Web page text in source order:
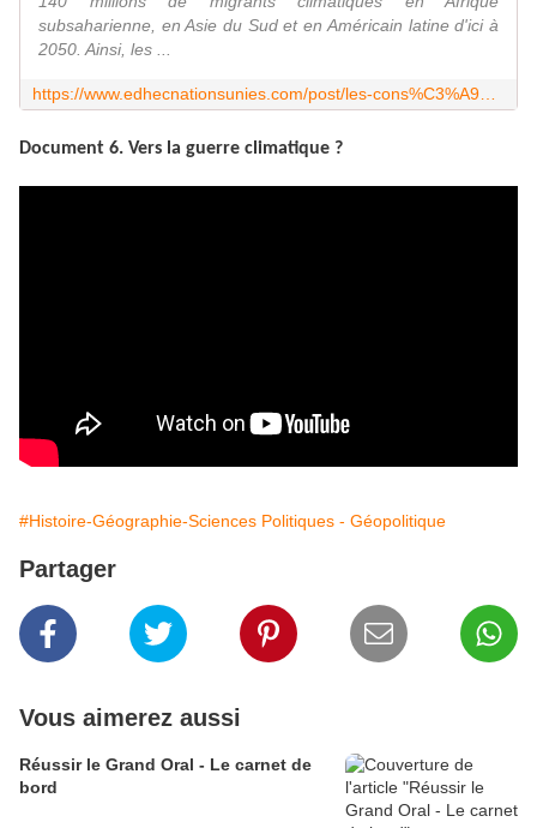
subsaharienne, en Asie du Sud et en Américain latine d'ici à
2050. Ainsi, les ...
Document 6. Vers la guerre climatique ?
#Histoire-Géographie-Sciences Politiques - Géopolitique
Partager
Vous aimerez aussi
Réussir le Grand Oral - Le carnet de
bord